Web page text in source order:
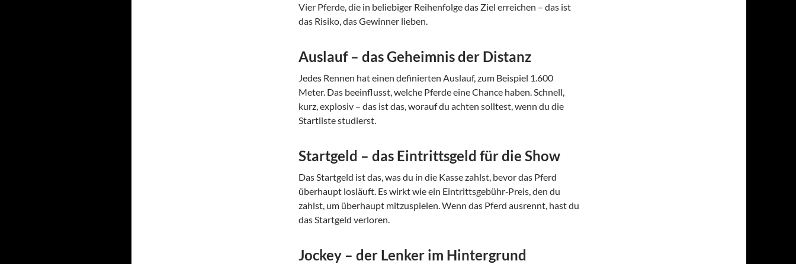
Vier Pferde, die in beliebiger Reihenfolge das Ziel erreichen – das ist
das Risiko, das Gewinner lieben.
Auslauf – das Geheimnis der Distanz
Jedes Rennen hat einen definierten Auslauf, zum Beispiel 1.600
Meter. Das beeinflusst, welche Pferde eine Chance haben. Schnell,
kurz, explosiv – das ist das, worauf du achten solltest, wenn du die
Startliste studierst.
Startgeld – das Eintrittsgeld für die Show
Das Startgeld ist das, was du in die Kasse zahlst, bevor das Pferd
überhaupt losläuft. Es wirkt wie ein Eintrittsgebühr‑Preis, den du
zahlst, um überhaupt mitzuspielen. Wenn das Pferd ausrennt, hast du
das Startgeld verloren.
Jockey – der Lenker im Hintergrund